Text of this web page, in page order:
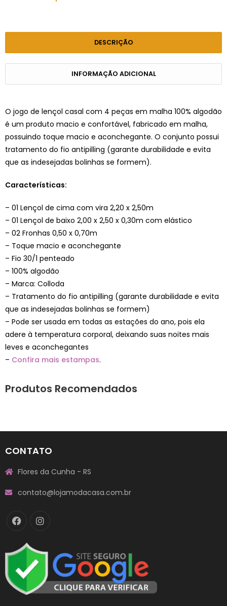
DESCRIÇÃO
INFORMAÇÃO ADICIONAL
O jogo de lençol casal com 4 peças em malha 100% algodão
é um produto macio e confortável, fabricado em malha,
possuindo toque macio e aconchegante. O conjunto possui
tratamento do fio antipilling (garante durabilidade e evita
que as indesejadas bolinhas se formem).
Características:
– 01 Lençol de cima com vira 2,20 x 2,50m
– 01 Lençol de baixo 2,00 x 2,50 x 0,30m com elástico
– 02 Fronhas 0,50 x 0,70m
– Toque macio e aconchegante
– Fio 30/1 penteado
– 100% algodão
– Marca: Colloda
– Tratamento do fio antipilling (garante durabilidade e evita
que as indesejadas bolinhas se formem)
– Pode ser usada em todas as estações do ano, pois ela
adere à temperatura corporal, deixando suas noites mais
leves e aconchegantes
– Confira mais estampas.
Produtos Recomendados
CONTATO
Flores da Cunha - RS
contato@lojamodacasa.com.br